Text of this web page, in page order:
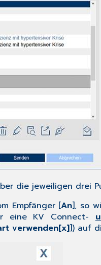
die jeweiligen drei
Empfänger [An], so
eine KV Connect-
verwenden[x]]) auf